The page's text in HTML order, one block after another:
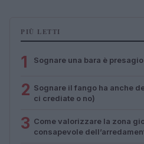
PIÙ LETTI
1 Sognare una bara è
2 Sognare il fango ha anche
ci crediate o no)
3 Come valorizzare la zona
consapevole